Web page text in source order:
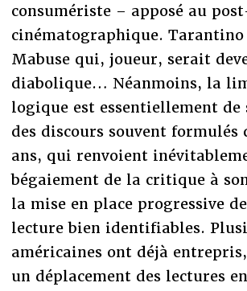
consumériste – apposé au
cinématographique.
Mabuse qui, joueur, serait
diabolique… Néanmoins, la
logique est essentiellement de
des discours souvent formulés
ans, qui renvoient
bégaiement de la critique à
la mise en place progressive
lecture bien identifiables.
américaines ont déjà
un déplacement des lectures